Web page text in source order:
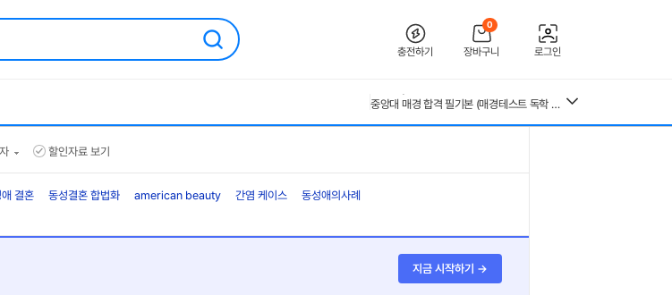
충전하기
0
장바구니 로그인
[2026 합격인증O] 전북대학교병원 간호사 채용 대비 필기+면접 기출 정리
[2026년 대비] 2025년도 분당서울대학교병원 AI면접 인증O(자세한 정리, 따성지, 투표 O)
중앙대 매경 합격 필기본 (매경테스트 독학 필수자료)
할인자료 보기
결혼 동성결혼 합법화 american beauty 간염 케이스
동성애의사례
지금 시작하기 →